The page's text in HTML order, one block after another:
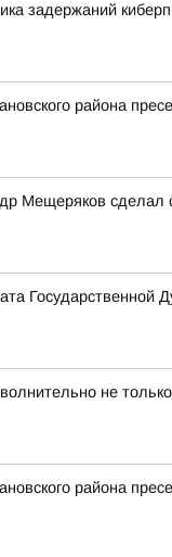
задержаний
района
Мещеряков сделал
Государственной
не
района